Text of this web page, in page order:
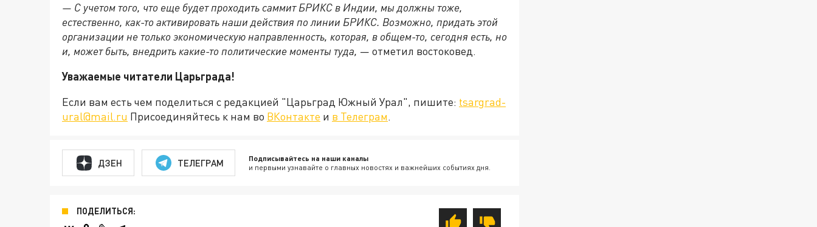
— С учетом того, что еще будет проходить саммит БРИКС в Индии, мы должны тоже,
естественно, как-то активировать наши действия по линии БРИКС. Возможно, придать этой
организации не только экономическую направленность, которая, в общем-то, сегодня есть, но
и, может быть, внедрить какие-то политические моменты туда, — отметил востоковед.
Уважаемые читатели Царьграда!
Если вам есть чем поделиться с редакцией "Царьград Южный Урал", пишите: tsargrad-
ural@mail.ru Присоединяйтесь к нам во ВКонтакте и в Телеграм.
ДЗЕН ТЕЛЕГРАМ Подписывайтесь на наши каналы
и первыми узнавайте о главных новостях и важнейших событиях дня.
ПОДЕЛИТЬСЯ: